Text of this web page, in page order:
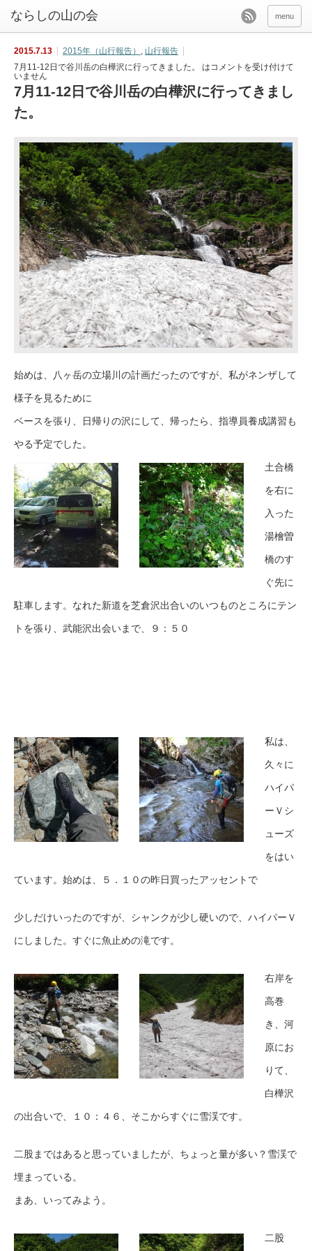
menu
2015.7.13 2015年（山行報告） , 山行報告
7月11-12日で谷川岳の白樺沢に行ってきました。 はコメントを受け付けて
いません
7月11-12日で谷川岳の白樺沢に行ってきまし
た。
始めは、八ヶ岳の立場川の計画だったのですが、私がネンザして
様子を見るために
ベースを張り、日帰りの沢にして、帰ったら、指導員養成講習も
やる予定でした。
土合橋
を右に
入った
湯檜曽
橋のす
ぐ先に
駐車します。なれた新道を芝倉沢出合いのいつものところにテン
トを張り、武能沢出会いまで、９：５０
私は、
久々に
ハイパ
ーＶシ
ューズ
をはい
ています。始めは、５．１０の昨日買ったアッセントで
少しだけいったのですが、シャンクが少し硬いので、ハイパーＶ
にしました。すぐに魚止めの滝です。
右岸を
高巻
き、河
原にお
りて、
白樺沢
の出合いで、１０：４６、そこからすぐに雪渓です。
二股まではあると思っていましたが、ちょっと量が多い？雪渓で
埋まっている。
まあ、いってみよう。
二股